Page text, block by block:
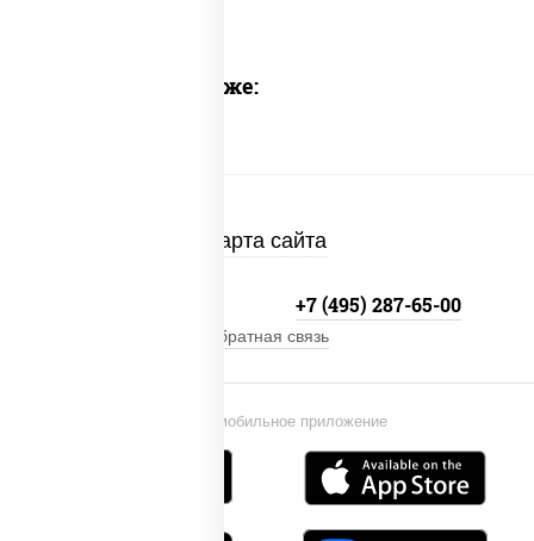
Предлагаем также:
Карта сайта
Установи мобильное приложение
+7 (495) 287-65-00
Обратная связь